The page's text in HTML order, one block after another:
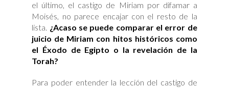
el último, el castigo de Miriam por difamar a
Moisés, no parece encajar con el resto de la
lista. ¿Acaso se puede comparar el error de
juicio de Miriam con hitos históricos como
el Éxodo de Egipto o la revelación de la
Torah?
Para poder entender la lección del castigo de